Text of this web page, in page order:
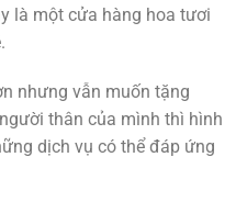
là một cửa hàng hoa tươi
nhưng vẫn muốn tặng
thân của mình thì hình
dịch vụ có thể đáp ứng